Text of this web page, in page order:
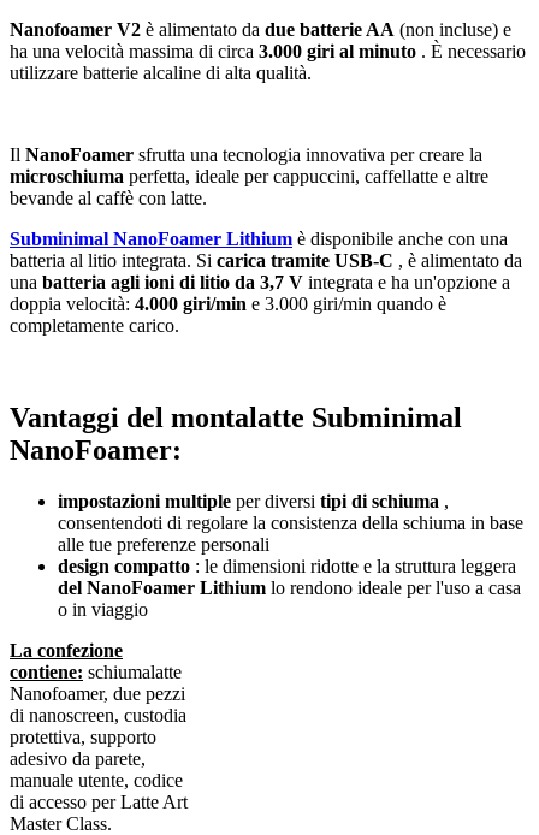
Nanofoamer V2 è alimentato da due batterie AA (non incluse) e
ha una velocità massima di circa 3.000 giri al minuto . È necessario
utilizzare batterie alcaline di alta qualità.
Il NanoFoamer sfrutta una tecnologia innovativa per creare la
microschiuma perfetta, ideale per cappuccini, caffellatte e altre
bevande al caffè con latte.
Subminimal NanoFoamer Lithium è disponibile anche con una
batteria al litio integrata. Si carica tramite USB-C , è alimentato da
una batteria agli ioni di litio da 3,7 V integrata e ha un'opzione a
doppia velocità: 4.000 giri/min e 3.000 giri/min quando è
completamente carico.
Vantaggi del montalatte Subminimal
NanoFoamer:
impostazioni multiple per diversi tipi di schiuma ,
consentendoti di regolare la consistenza della schiuma in base
alle tue preferenze personali
design compatto : le dimensioni ridotte e la struttura leggera
del NanoFoamer Lithium lo rendono ideale per l'uso a casa
o in viaggio
La confezione
contiene: schiumalatte
Nanofoamer, due pezzi
di nanoscreen, custodia
protettiva, supporto
adesivo da parete,
manuale utente, codice
di accesso per Latte Art
Master Class.